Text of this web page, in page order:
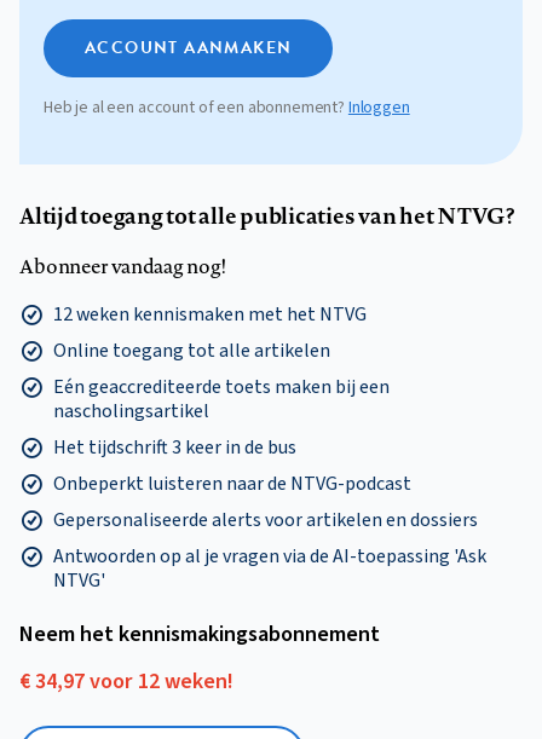
ACCOUNT AANMAKEN
Heb je al een account of een abonnement? Inloggen
Altijd toegang tot alle publicaties van het NTVG?
Abonneer vandaag nog!
12 weken kennismaken met het NTVG
Online toegang tot alle artikelen
Eén geaccrediteerde toets maken bij een
nascholingsartikel
Het tijdschrift 3 keer in de bus
Onbeperkt luisteren naar de NTVG-podcast
Gepersonaliseerde alerts voor artikelen en dossiers
Antwoorden op al je vragen via de AI-toepassing 'Ask
NTVG'
Neem het kennismakings­abonnement
€ 34,97 voor 12 weken!